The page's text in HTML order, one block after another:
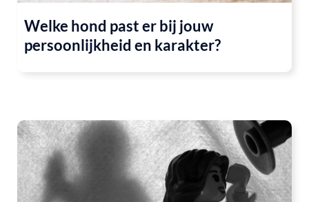
Welke hond past er bij jouw
persoonlijkheid en karakter?